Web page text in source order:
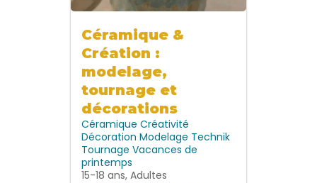
Céramique &
Création :
modelage,
tournage et
décorations
Céramique Créativité
Décoration Modelage Technik
Tournage Vacances de
printemps
15-18 ans, Adultes